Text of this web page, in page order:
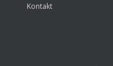
Kontakt